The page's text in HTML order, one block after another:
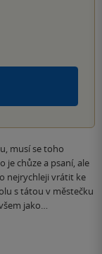
musí se toho
je chůze a psaní, ale
nejrychleji vrátit ke
s tátou v městečku
jako…